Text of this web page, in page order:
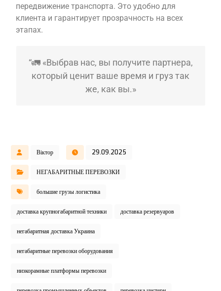
передвижение транспорта. Это удобно для
клиента и гарантирует прозрачность на всех
этапах.
“🚛 «Выбрав нас, вы получите партнера,
который ценит ваше время и груз так
же, как вы.»
Віктор 29.09.2025
НЕГАБАРИТНЫЕ ПЕРЕВОЗКИ
большие грузы логистика
доставка крупногабаритной техники доставка резервуаров
негабаритная доставка Украина
негабаритные перевозки оборудования
низкорамные платформы перевозки